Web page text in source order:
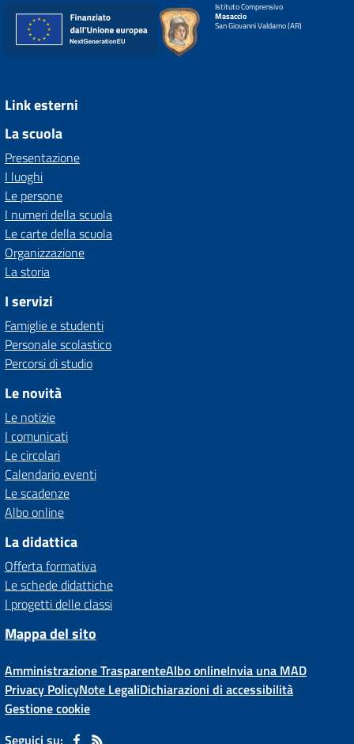
Istituto Comprensivo
Masaccio
San Giovanni Valdarno (AR)
Link esterni
La scuola
Presentazione
I luoghi
Le persone
I numeri della scuola
Le carte della scuola
Organizzazione
La storia
I servizi
Famiglie e studenti
Personale scolastico
Percorsi di studio
Le novità
Le notizie
I comunicati
Le circolari
Calendario eventi
Le scadenze
Albo online
La didattica
Offerta formativa
Le schede didattiche
I progetti delle classi
Mappa del sito
Amministrazione TrasparenteAlbo onlineInvia una MAD
Privacy PolicyNote LegaliDichiarazioni di accessibilità
Gestione cookie
Seguici su: